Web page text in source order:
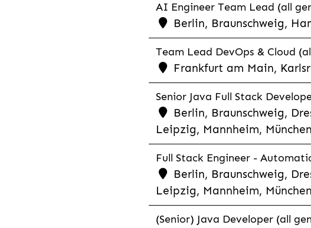
AI Engineer Team Lead (all
Berlin, Braunschweig,
Team Lead DevOps & Cloud
Frankfurt am Main,
Senior Java Full Stack
Berlin, Braunschweig,
Leipzig, Mannheim,
Full Stack Engineer -
Berlin, Braunschweig,
Leipzig, Mannheim,
(Senior) Java Developer (all